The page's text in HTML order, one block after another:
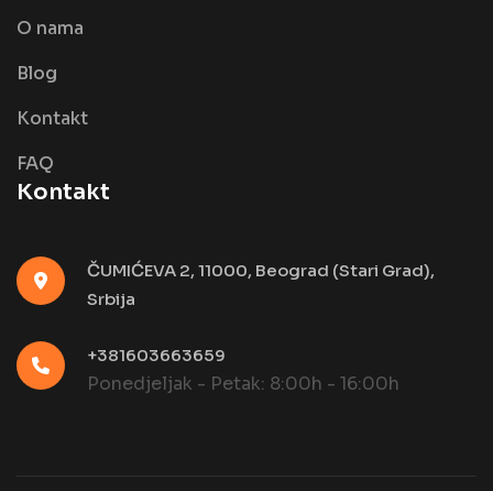
O nama
Blog
Kontakt
FAQ
Kontakt
ČUMIĆEVA 2, 11000, Beograd (Stari Grad),
Srbija
+381603663659
Ponedjeljak - Petak: 8:00h - 16:00h